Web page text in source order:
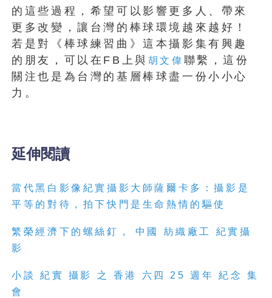
的這些過程，希望可以影響更多人、帶來
更多改變，讓台灣的棒球環境越來越好！
若是對《棒球練習曲》這本攝影集有興趣
的朋友，可以在FB上與 胡文偉 聯繫，這份
關注也是為台灣的基層棒球盡一份小小心
力。
延伸閱讀
當代黑白影像紀實攝影大師薩爾卡多：攝影是
平等的對待，拍下快門是生命熱情的驅使
繁榮經濟下的螺絲釘， 中國 紡織廠工 紀實攝
影
小談 紀實 攝影 之 香港 六四 25 週年 紀念 集
會